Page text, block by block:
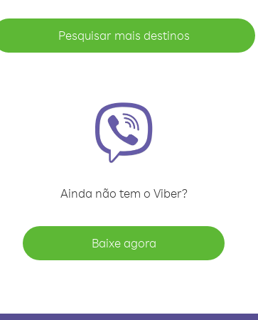
Pesquisar mais destinos
Ainda não tem o Viber?
Baixe agora